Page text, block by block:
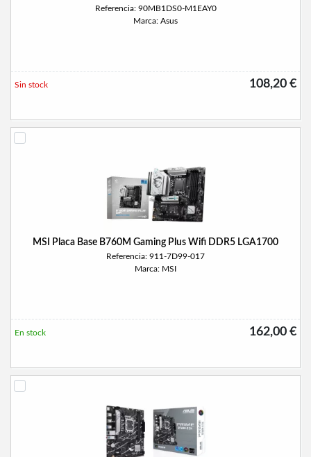
Referencia: 90MB1DS0-M1EAY0
Marca: Asus
108,20 €
Sin stock
MSI Placa Base B760M Gaming Plus Wifi DDR5 LGA1700
Referencia: 911-7D99-017
Marca: MSI
162,00 €
En stock